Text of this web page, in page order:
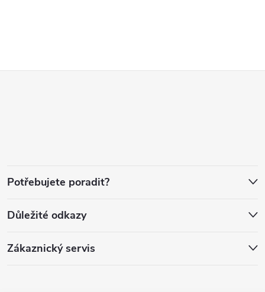
aPotřebujete poradit?
Důležité odkazy
Zákaznický servis